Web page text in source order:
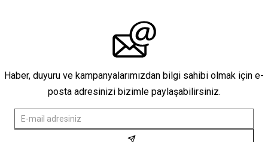
Haber, duyuru ve kampanyalarımızdan bilgi sahibi olmak için e-
posta adresinizi bizimle paylaşabilirsiniz.